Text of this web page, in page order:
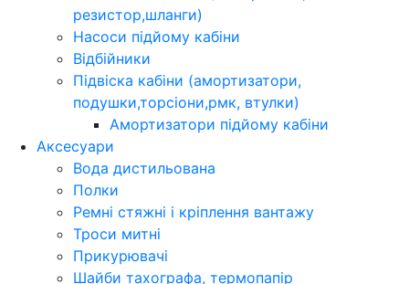
резистор,шланги)
Насоси підйому кабіни
Відбійники
Підвіска кабіни (амортизатори,
подушки,торсіони,рмк, втулки)
Амортизатори підйому кабіни
Аксесуари
Вода дистильована
Полки
Ремні стяжні і кріплення вантажу
Троси митні
Прикурювачі
Шайби тахографа, термопапір